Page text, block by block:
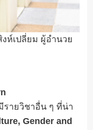
ห์เปลี่ยม ผู้อำนวย
รายวิชาอื่น ๆ ที่น่า
Gender and